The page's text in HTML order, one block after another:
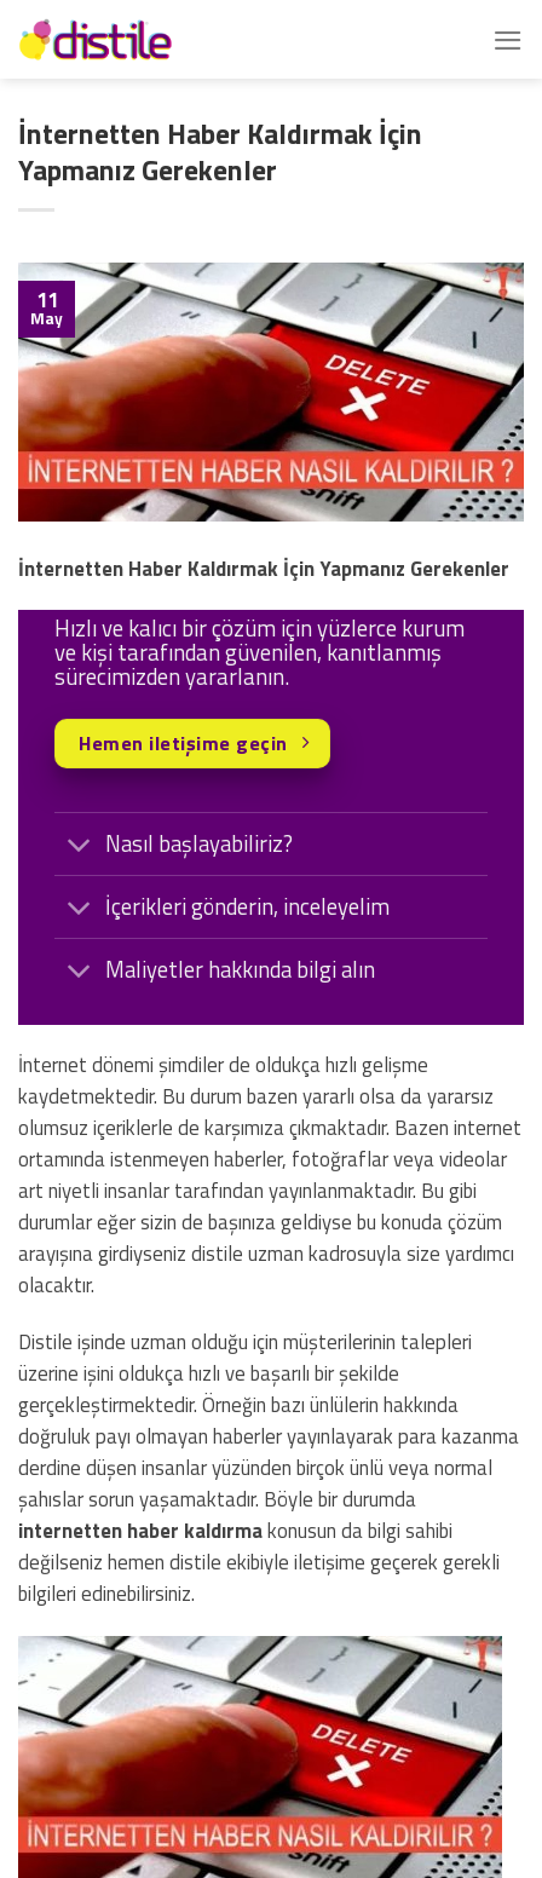
İçeriğe
atla
İnternetten Haber Kaldırmak İçin
Yapmanız Gerekenler
11
May
İnternetten Haber Kaldırmak İçin Yapmanız Gerekenler
Nasıl başlayabiliriz?
İçerikleri gönderin, inceleyelim
Maliyetler hakkında bilgi alın
Hızlı ve kalıcı bir çözüm için yüzlerce kurum
ve kişi tarafından güvenilen, kanıtlanmış
sürecimizden yararlanın.
Hemen iletişime geçin
İnternet dönemi şimdiler de oldukça hızlı gelişme
kaydetmektedir. Bu durum bazen yararlı olsa da yararsız
olumsuz içeriklerle de karşımıza çıkmaktadır. Bazen internet
ortamında istenmeyen haberler, fotoğraflar veya videolar
art niyetli insanlar tarafından yayınlanmaktadır. Bu gibi
durumlar eğer sizin de başınıza geldiyse bu konuda çözüm
arayışına girdiyseniz distile uzman kadrosuyla size yardımcı
olacaktır.
Distile işinde uzman olduğu için müşterilerinin talepleri
üzerine işini oldukça hızlı ve başarılı bir şekilde
gerçekleştirmektedir. Örneğin bazı ünlülerin hakkında
doğruluk payı olmayan haberler yayınlayarak para kazanma
derdine düşen insanlar yüzünden birçok ünlü veya normal
şahıslar sorun yaşamaktadır. Böyle bir durumda
internetten haber kaldırmakonusun da bilgi sahibi
değilseniz hemen distile ekibiyle iletişime geçerek gerekli
bilgileri edinebilirsiniz.